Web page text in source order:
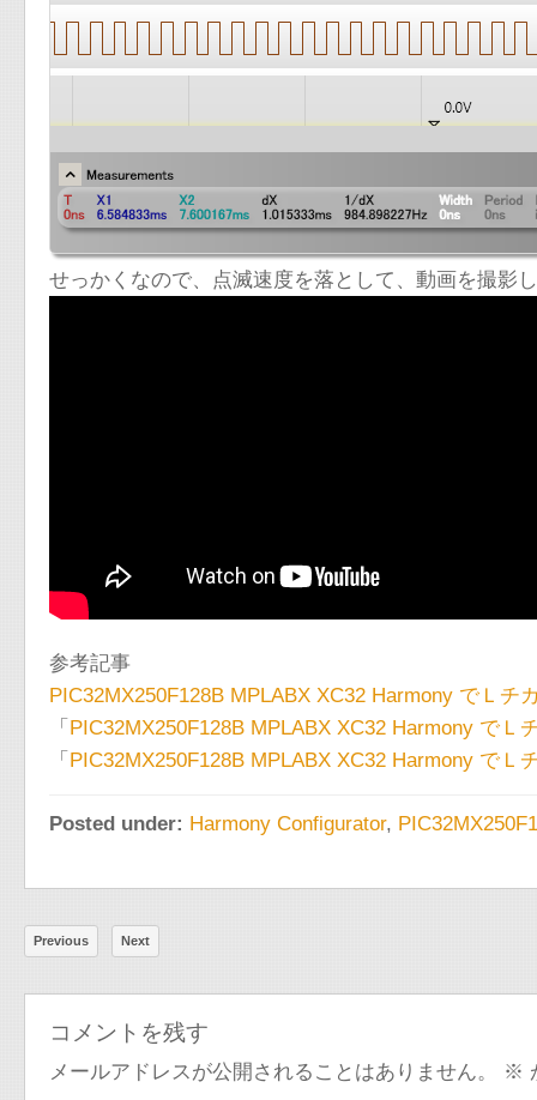
せっかくなので、点滅速度を落として、動画を撮影
参考記事
PIC32MX250F128B MPLABX XC32 Harmony でＬチ
「 PIC32MX250F128B MPLABX XC32 Harmony でＬ
「 PIC32MX250F128B MPLABX XC32 Harmony でＬ
Posted under: Harmony Configurator,
Previous Next
コメントを残す
メールアドレスが公開されることはありません。 ※